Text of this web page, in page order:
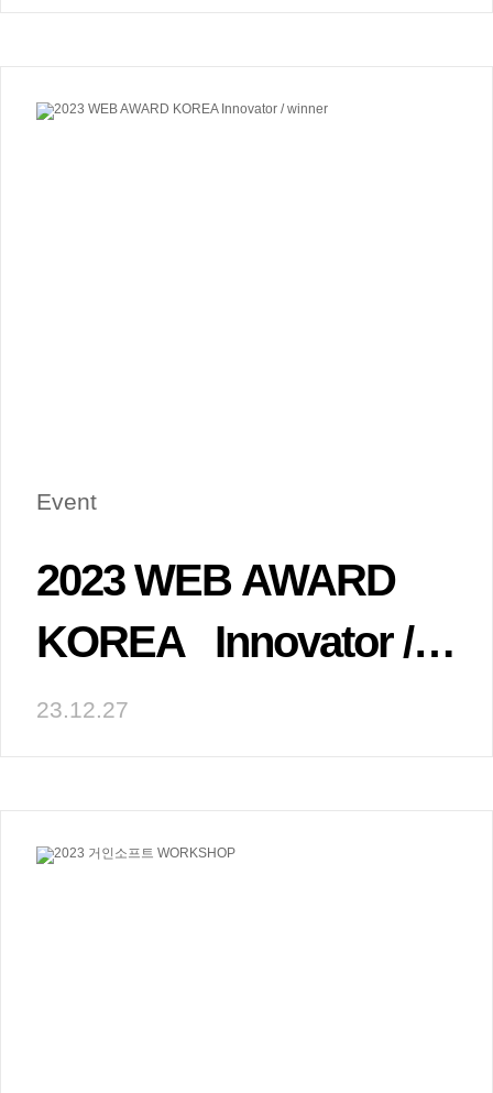
Event
2023 WEB AWARD
KOREA   Innovator /
winner
23.12.27